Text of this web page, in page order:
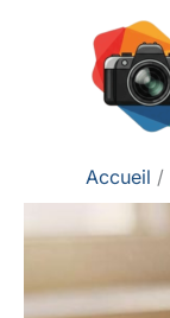
Accueil